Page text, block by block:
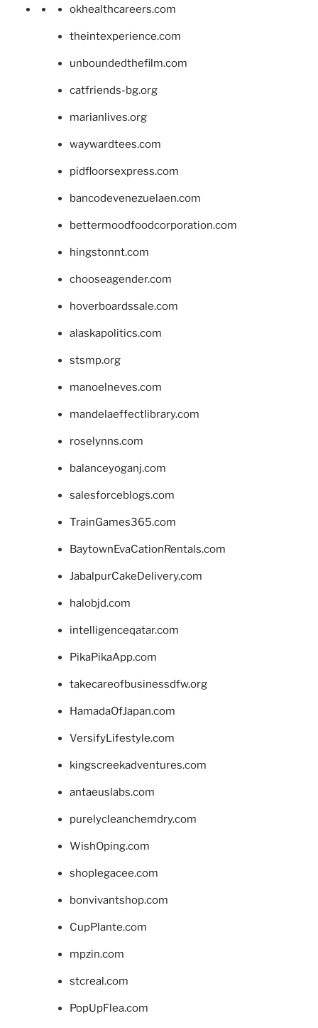
okhealthcareers.com
theintexperience.com
unboundedthefilm.com
catfriends-bg.org
marianlives.org
waywardtees.com
pidfloorsexpress.com
bancodevenezuelaen.com
bettermoodfoodcorporation.com
hingstonnt.com
chooseagender.com
hoverboardssale.com
alaskapolitics.com
stsmp.org
manoelneves.com
mandelaeffectlibrary.com
roselynns.com
balanceyoganj.com
salesforceblogs.com
TrainGames365.com
BaytownEvaCationRentals.com
JabalpurCakeDelivery.com
halobjd.com
intelligenceqatar.com
PikaPikaApp.com
takecareofbusinessdfw.org
HamadaOfJapan.com
VersifyLifestyle.com
kingscreekadventures.com
antaeuslabs.com
purelycleanchemdry.com
WishOping.com
shoplegacee.com
bonvivantshop.com
CupPlante.com
mpzin.com
stcreal.com
PopUpFlea.com